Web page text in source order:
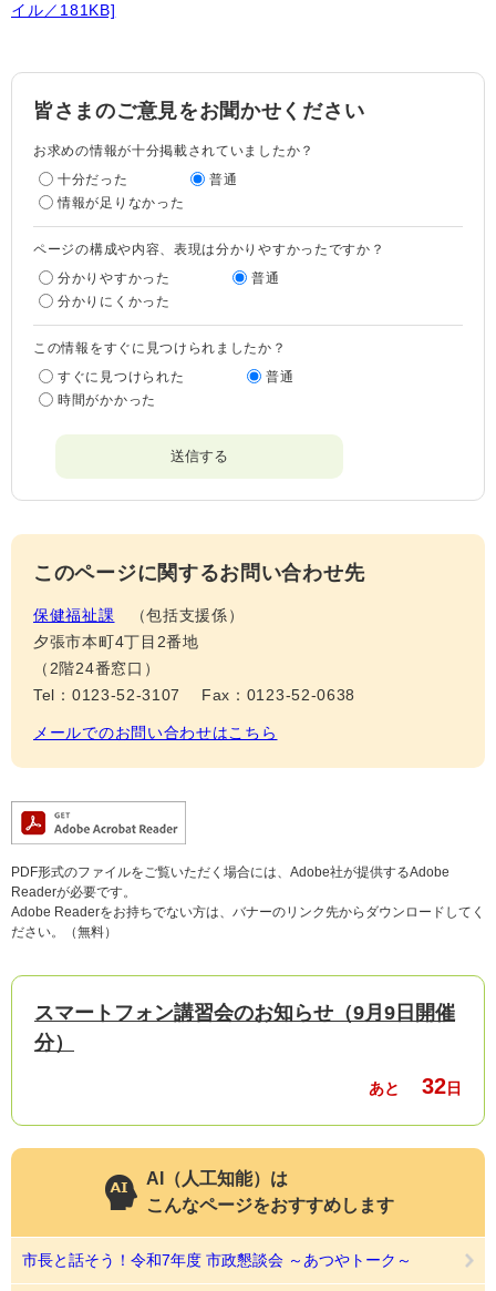
イル／181KB]
皆さまのご意見をお聞かせください
お求めの情報が十分掲載されていましたか？
十分だった
普通
情報が足りなかった
ページの構成や内容、表現は分かりやすかったですか？
分かりやすかった
普通
分かりにくかった
この情報をすぐに見つけられましたか？
すぐに見つけられた
普通
時間がかかった
このページに関するお問い合わせ先
保健福祉課
包括支援係
夕張市本町4丁目2番地
（2階24番窓口）
Tel：0123-52-3107
Fax：0123-52-0638
メールでのお問い合わせはこちら
PDF形式のファイルをご覧いただく場合には、Adobe社が提供するAdobe
Readerが必要です。
Adobe Readerをお持ちでない方は、バナーのリンク先からダウンロードしてく
ださい。（無料）
スマートフォン講習会のお知らせ（9月9日開催
分）
あと 32日
AI（人工知能）は
こんなページをおすすめします
市長と話そう！令和7年度 市政懇談会 ～あつやトーク～